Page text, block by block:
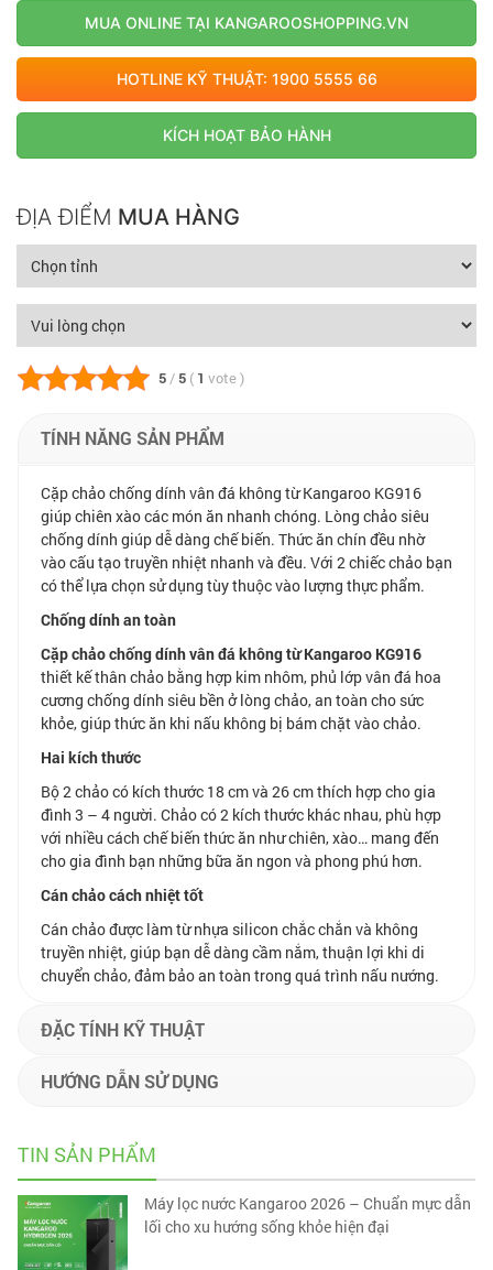
MUA ONLINE TẠI KANGAROOSHOPPING.VN
HOTLINE KỸ THUẬT: 1900 5555 66
KÍCH HOẠT BẢO HÀNH
ĐỊA ĐIỂM MUA HÀNG
5 / 5 ( 1 vote)
TÍNH NĂNG SẢN PHẨM
Cặp chảo chống dính vân đá không từ Kangaroo KG916
giúp chiên xào các món ăn nhanh chóng. Lòng chảo siêu
chống dính giúp dễ dàng chế biến. Thức ăn chín đều nhờ
vào cấu tạo truyền nhiệt nhanh và đều. Với 2 chiếc chảo bạn
có thể lựa chọn sử dụng tùy thuộc vào lượng thực phẩm.
Chống dính an toàn
Cặp chảo chống dính vân đá không từ Kangaroo KG916
thiết kế thân chảo bằng hợp kim nhôm, phủ lớp vân đá hoa
cương chống dính siêu bền ở lòng chảo, an toàn cho sức
khỏe, giúp thức ăn khi nấu không bị bám chặt vào chảo.
Hai kích thước
Bộ 2 chảo có kích thước 18 cm và 26 cm thích hợp cho gia
đình 3 – 4 người. Chảo có 2 kích thước khác nhau, phù hợp
với nhiều cách chế biến thức ăn như chiên, xào… mang đến
cho gia đình bạn những bữa ăn ngon và phong phú hơn.
Cán chảo cách nhiệt tốt
Cán chảo được làm từ nhựa silicon chắc chắn và không
truyền nhiệt, giúp bạn dễ dàng cầm nắm, thuận lợi khi di
chuyển chảo, đảm bảo an toàn trong quá trình nấu nướng.
ĐẶC TÍNH KỸ THUẬT
HƯỚNG DẪN SỬ DỤNG
TIN SẢN PHẨM
Máy lọc nước Kangaroo 2026 – Chuẩn mực dẫn
lối cho xu hướng sống khỏe hiện đại